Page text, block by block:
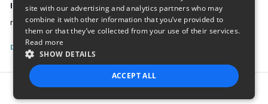
ID de campaña
ryan-quest-t-shirt
Denunciar esta listing
site with our advertising and analytics partners who may
combine it with other information that you’ve provided to
them or that they’ve collected from your use of their services.
Read more
SHOW DETAILS
ACCEPT ALL